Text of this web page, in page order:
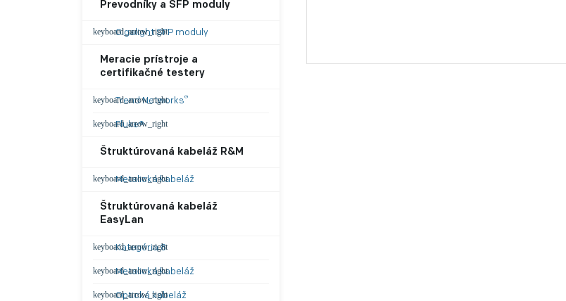
Prevodníky a SFP moduly
Gigalight SFP moduly
Meracie prístroje a
certifikačné testery
Trend Networks®
Fluke®
Štruktúrovaná kabeláž R&M
Metalická kabeláž
Štruktúrovaná kabeláž
EasyLan
Kategória 8
Metalická kabeláž
Optická kabeláž